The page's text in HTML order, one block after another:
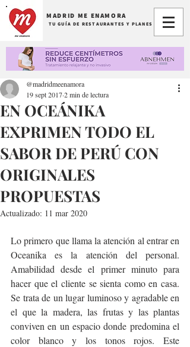
MADRID ME ENAMORA
TU GUÍA DE RESTAURANTES Y PLANES
EN OCEÁNIKA
EXPRIMEN TODO EL
SABOR DE PERÚ CON
ORIGINALES
PROPUESTAS
@madridmeenamora
19 sept 20172 min de lectura
Actualizado: 11 mar 2020
Lo primero que llama la atención al entrar en
Oceanika es la atención del personal.
Amabilidad desde el primer minuto para
hacer que el cliente se sienta como en casa.
Se trata de un lugar luminoso y agradable en
el que la madera, las frutas y las plantas
conviven en un espacio donde predomina el
color blanco y los tonos rojos. Este